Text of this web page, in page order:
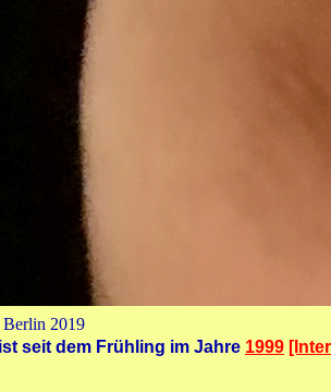
2019
seit dem Frühling im Jahre 1999